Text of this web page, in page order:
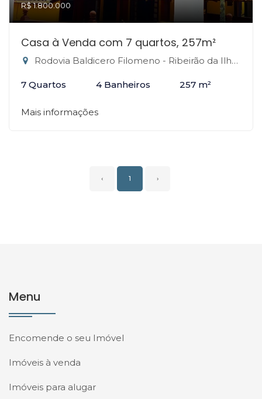
R$ 1.800.000
Casa à Venda com 7 quartos, 257m²
Rodovia Baldicero Filomeno - Ribeirão da Ilha, Florianópolis-SC
7 Quartos 4 Banheiros 257 m²
Mais informações
‹ 1 ›
Menu
Encomende o seu Imóvel
Imóveis à venda
Imóveis para alugar